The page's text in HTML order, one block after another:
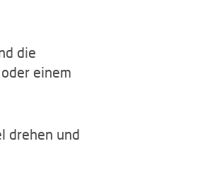
die
einem
drehen und